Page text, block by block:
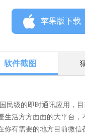
苹果版下载
软件截图
级的即时通讯应用，目
生活方方面面的大平台
你有需要的地方目前微